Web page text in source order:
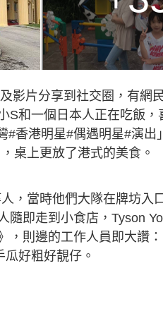
影片分享到社交圈，有
S和一個日本人正在吃飯，
#香港明星#偶遇明星#演出
桌上更放了港式的美食。
，當時他們大隊在牌坊入
隨即走到小食店，Tyson
則邊的工作人員即大讚：
好粗好靚仔。